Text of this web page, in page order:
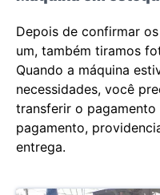
Depois de confirmar
um, também tiramos
Quando a máquina
necessidades, você
transferir o
pagamento,
entrega.